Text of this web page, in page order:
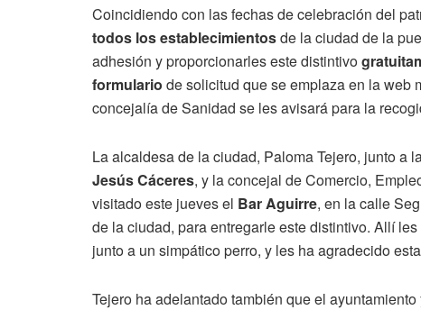
Coincidiendo con las fechas de celebración del
todos los establecimientosde la ciudad de la
adhesión y proporcionarles este distintivo
formulario de solicitud que se emplaza en la web
concejalía de Sanidad se les avisará para la
La alcaldesa de la ciudad, Paloma Tejero, junto a
Jesús Cáceres, y la concejal de Comercio,
visitado este jueves el Bar Aguirre, en la calle
de la ciudad, para entregarle este distintivo. Allí
junto a un simpático perro, y les ha agradecido
Tejero ha adelantado también que el